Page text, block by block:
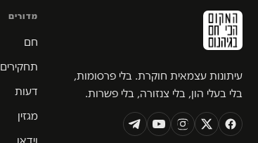
עיתונות עצמאית חוקרת. בלי פרסומות,
בלי בעלי הון, בלי צנזורה, בלי פשרות.
מדורים
חם
תחקירים
דעות
מגזין